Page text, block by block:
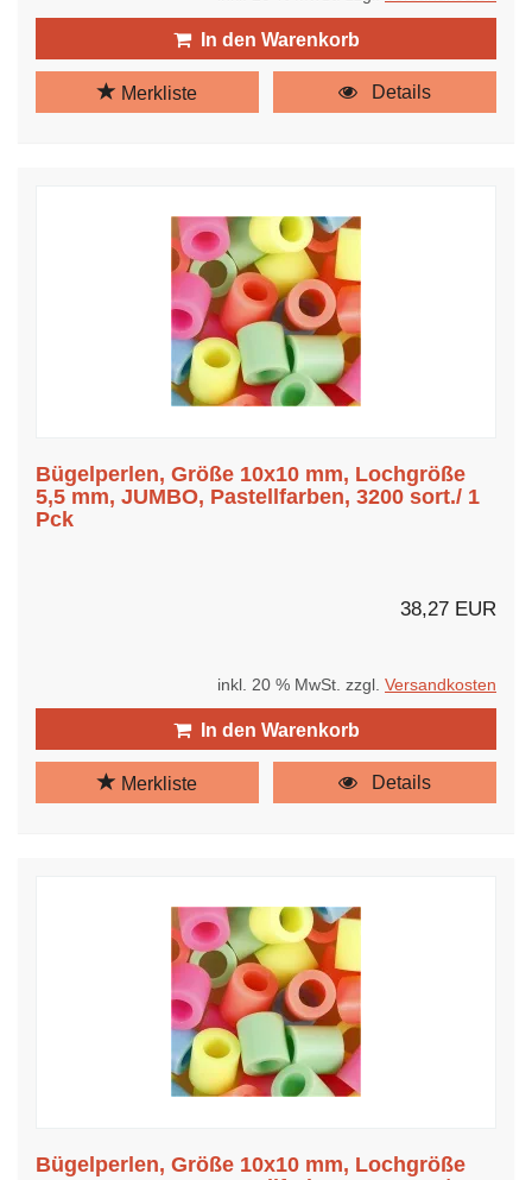
In den Warenkorb
Merkliste Details
Bügelperlen, Größe 10x10 mm, Lochgröße
5,5 mm, JUMBO, Pastellfarben, 3200 sort./ 1
Pck
38,27 EUR
inkl. 20 % MwSt. zzgl. Versandkosten
In den Warenkorb
Merkliste Details
Bügelperlen, Größe 10x10 mm, Lochgröße